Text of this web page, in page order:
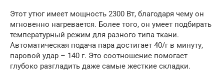
Этот утюг имеет мощность 2300 Вт, благодаря чему он
мгновенно нагревается. Более того, он умеет подбирать
температурный режим для разного типа ткани.
Автоматическая подача пара достигает 40/г в минуту,
паровой удар – 140 г. Это соотношение помогает
глубоко разгладить даже самые жесткие складки.